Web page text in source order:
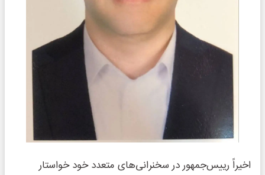
اخیراً رییس‌جمهور در سخنرانی‌های متعدد خود خواستار